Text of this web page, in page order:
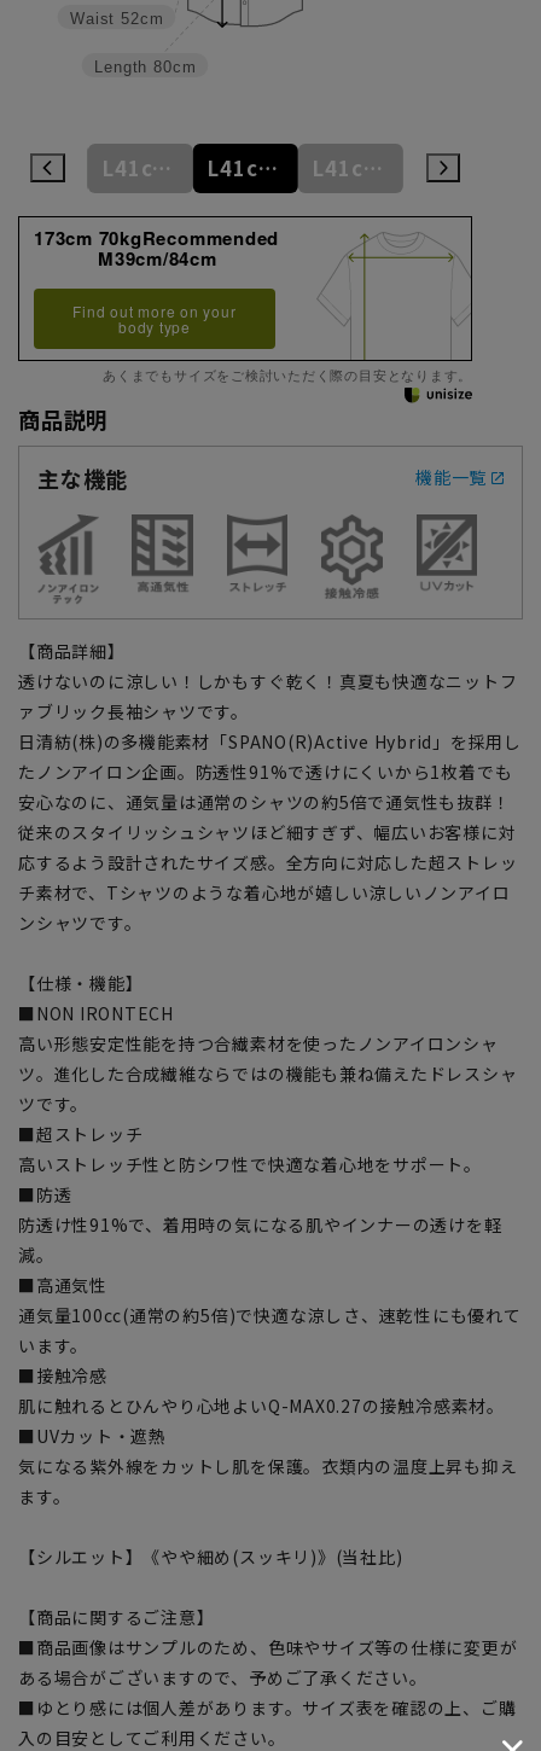
Length 80cm
Waist 52cm
L41cm/78cm L41cm/80cm L41cm/82cm L41cm/84cm
173cm 70kgRecommended
M39cm/84cm
Find out more on your
body type
あくまでもサイズをご検討いただく際の目安となります。
商品説明
主な機能
機能一覧
【商品詳細】
透けないのに涼しい！しかもすぐ乾く！真夏も快適なニットフ
ァブリック長袖シャツです。
日清紡(株)の多機能素材「SPANO(R)Active Hybrid」を採用し
たノンアイロン企画。防透性91%で透けにくいから1枚着でも
安心なのに、通気量は通常のシャツの約5倍で通気性も抜群！
従来のスタイリッシュシャツほど細すぎず、幅広いお客様に対
応するよう設計されたサイズ感。全方向に対応した超ストレッ
チ素材で、Tシャツのような着心地が嬉しい涼しいノンアイロ
ンシャツです。
【仕様・機能】
■NON IRONTECH
高い形態安定性能を持つ合繊素材を使ったノンアイロンシャ
ツ。進化した合成繊維ならではの機能も兼ね備えたドレスシャ
ツです。
■超ストレッチ
高いストレッチ性と防シワ性で快適な着心地をサポート。
■防透
防透け性91%で、着用時の気になる肌やインナーの透けを軽
減。
■高通気性
通気量100cc(通常の約5倍)で快適な涼しさ、速乾性にも優れて
います。
■接触冷感
肌に触れるとひんやり心地よいQ-MAX0.27の接触冷感素材。
■UVカット・遮熱
気になる紫外線をカットし肌を保護。衣類内の温度上昇も抑え
ます。
【シルエット】《やや細め(スッキリ)》(当社比)
【商品に関するご注意】
■商品画像はサンプルのため、色味やサイズ等の仕様に変更が
ある場合がございますので、予めご了承ください。
■ゆとり感には個人差があります。サイズ表を確認の上、ご購
入の目安としてご利用ください。